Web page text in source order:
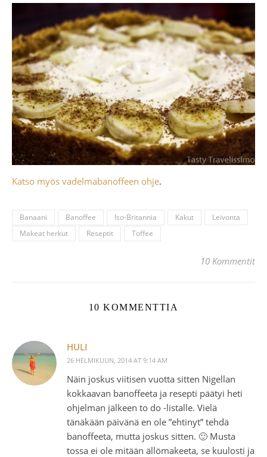
Katso myös vadelmabanoffeen ohje.
Banaani Banoffee Iso-Britannia Kakut
Leivonta
Makeat herkut
Reseptit Toffee
10 Kommentit
10 KOMMENTTIA
HULI
26 HELMIKUUN, 2014 AT 9:14 AM
Näin joskus viitisen vuotta sitten Nigellan
kokkaavan banoffeeta ja resepti päätyi heti
ohjelman jälkeen to do -listalle. Vielä
tänäkään päivänä en ole ”ehtinyt” tehdä
banoffeeta, mutta joskus sitten. 🙂 Musta
tossa ei ole mitään ällömakeeta, se kuulosti ja